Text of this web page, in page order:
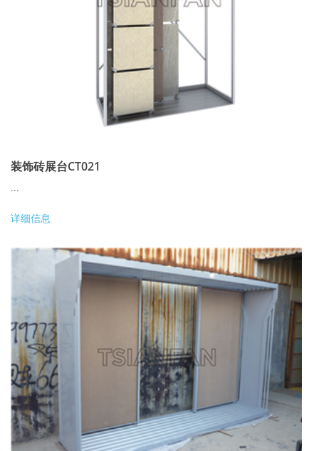
装饰砖展台CT021
...
详细信息